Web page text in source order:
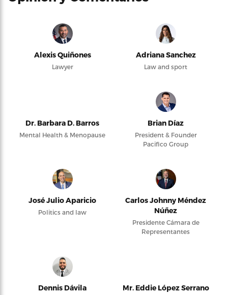
Alexis Quiñones
Lawyer
Adriana Sanchez
Law and sport
Dr. Barbara D. Barros
Mental Health & Menopause
Brian Díaz
President & Founder
Pacifico Group
José Julio Aparicio
Politics and law
Carlos Johnny Méndez
Núñez
Presidente Cámara de
Representantes
Dennis Dávila Mr. Eddie López Serrano